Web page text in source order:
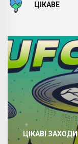
ЦІКАВЕ
ЦІКАВІ ЗАХОДИ